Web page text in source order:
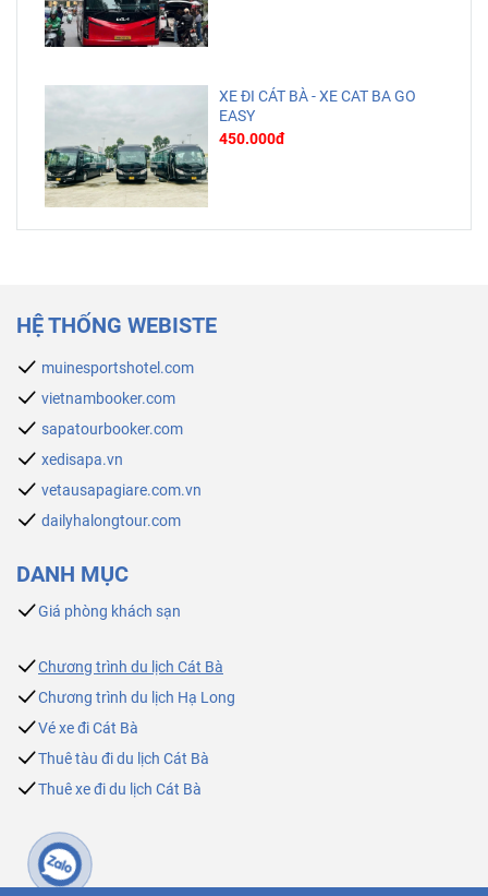
XE ĐI CÁT BÀ - XE CAT BA GO
EASY
450.000đ
HỆ THỐNG WEBISTE
muinesportshotel.com
vietnambooker.com
sapatourbooker.com
xedisapa.vn
vetausapagiare.com.vn
dailyhalongtour.com
DANH MỤC
Giá phòng khách sạn
Chương trình du lịch Cát Bà
Chương trình du lịch Hạ Long
Vé xe đi Cát Bà
Thuê tàu đi du lịch Cát Bà
Thuê xe đi du lịch Cát Bà